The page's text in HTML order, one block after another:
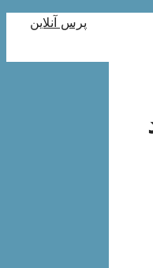
پرس آنلاین